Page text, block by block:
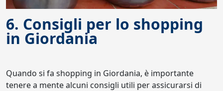
6. Consigli per lo shopping
in Giordania
Quando si fa shopping in Giordania, è importante
tenere a mente alcuni consigli utili per assicurarsi di